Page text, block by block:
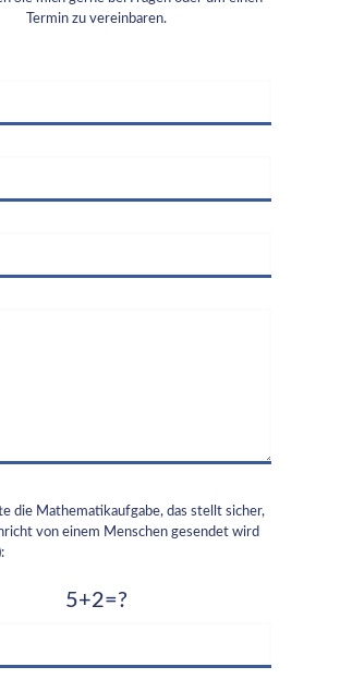
Termin zu vereinbaren.
die Mathematikaufgabe, das stellt sicher,
von einem Menschen gesendet wird
5+2=?